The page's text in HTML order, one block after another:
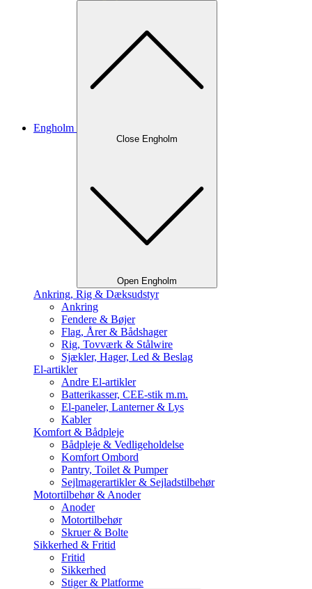
Engholm
Close Engholm
Open Engholm
Ankring, Rig & Dæksudstyr
Ankring
Fendere & Bøjer
Flag, Årer & Bådshager
Rig, Tovværk & Stålwire
Sjækler, Hager, Led & Beslag
El-artikler
Andre El-artikler
Batterikasser, CEE-stik m.m.
El-paneler, Lanterner & Lys
Kabler
Komfort & Bådpleje
Bådpleje & Vedligeholdelse
Komfort Ombord
Pantry, Toilet & Pumper
Sejlmagerartikler & Sejladstilbehør
Motortilbehør & Anoder
Anoder
Motortilbehør
Skruer & Bolte
Sikkerhed & Fritid
Fritid
Sikkerhed
Stiger & Platforme